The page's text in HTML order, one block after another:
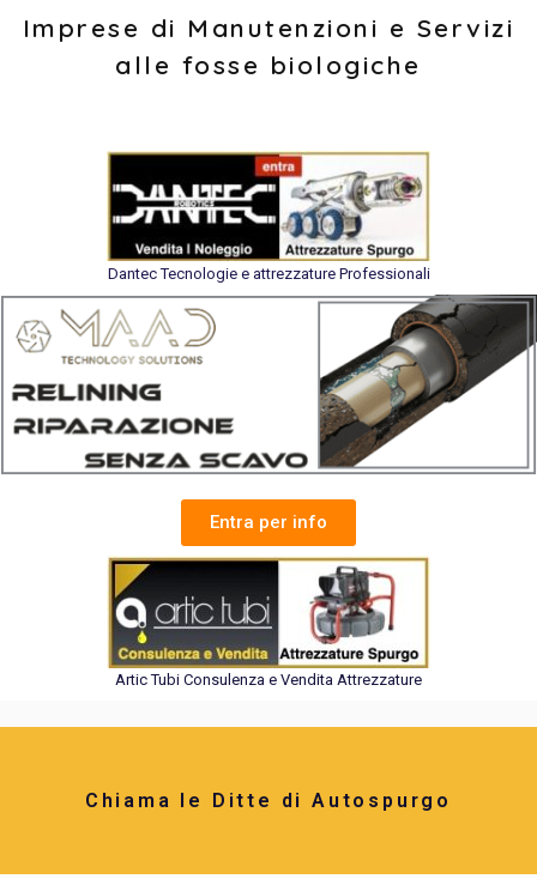
Imprese di Manutenzioni e Servizi
alle fosse biologiche
Dantec Tecnologie e attrezzature Professionali
Entra per info
Artic Tubi Consulenza e Vendita Attrezzature
Chiama le Ditte di Autospurgo